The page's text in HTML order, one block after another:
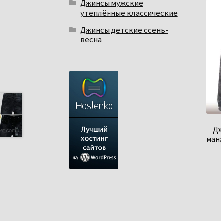
Джинсы мужские
утеплённые классические
Джинсы детские осень-
весна